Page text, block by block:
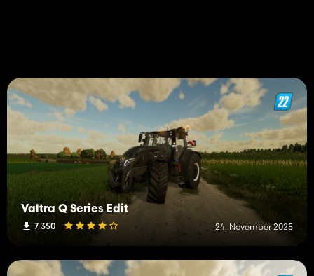
Valtra Q Series Edit
7 350 24. November 2025